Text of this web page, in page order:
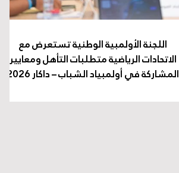
اللجنة الأولمبية الوطنية تستعرض مع
الاتحادات الرياضية متطلبات التأهل ومعايير
المشاركة في أولمبياد الشباب – داكار 2026